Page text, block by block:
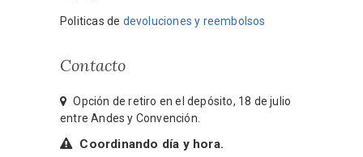
Politicas de devoluciones y reembolsos
Contacto
Opción de retiro en el depósito, 18 de julio
entre Andes y Convención.
Coordinando día y hora.